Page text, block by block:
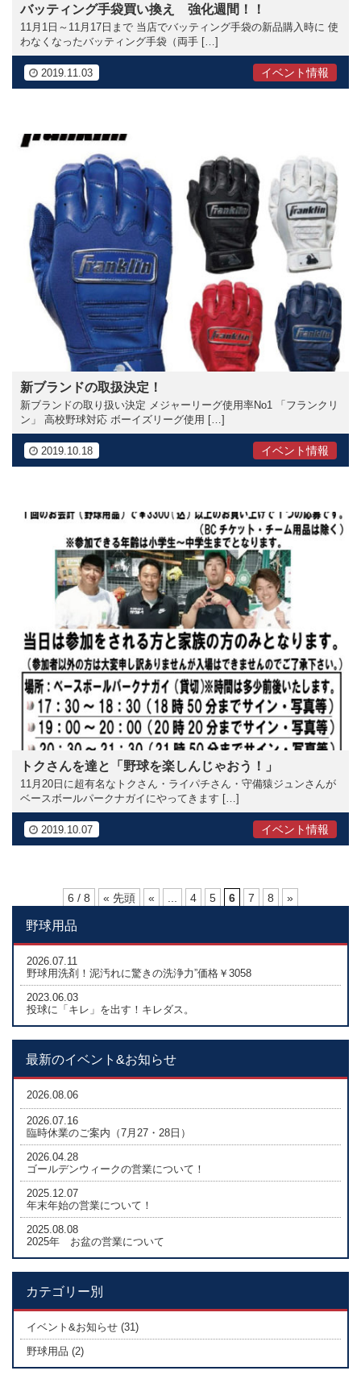
バッティング手袋買い換え 強化週間！！
11月1日～11月17日まで 当店でバッティング手袋の新品購入時に 使
わなくなったバッティング手袋（両手 […]
2019.11.03 イベント情報
新ブランドの取扱決定！
新ブランドの取り扱い決定 メジャーリーグ使用率No1 「フランクリ
ン」 高校野球対応 ボーイズリーグ使用 […]
2019.10.18 イベント情報
トクさんを達と「野球を楽しんじゃおう！」
11月20日に超有名なトクさん・ライパチさん・守備猿ジュンさんが
ベースボールパークナガイにやってきます […]
2019.10.07 イベント情報
6 / 8 « 先頭 « 4 5 6 7 8 »
野球用品
2026.07.11
野球用洗剤！泥汚れに驚きの洗浄力”価格￥3058
2023.06.03
投球に「キレ」を出す！キレダス。
最新のイベント&お知らせ
2026.08.06
2026.07.16
臨時休業のご案内（7月27・28日）
2026.04.28
ゴールデンウィークの営業について！
2025.12.07
年末年始の営業について！
2025.08.08
2025年 お盆の営業について
カテゴリー別
イベント&お知らせ (31)
野球用品 (2)